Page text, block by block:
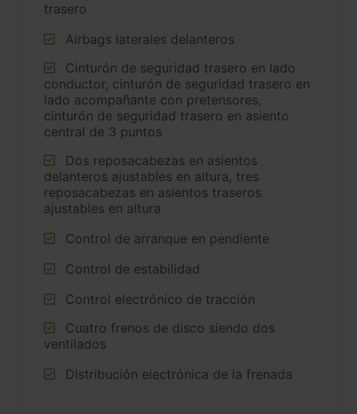
trasero
Airbags laterales delanteros
conductor, cinturón de seguridad trasero en
lado acompañante con pretensores,
cinturón de seguridad trasero en asiento
central de 3 puntos
delanteros ajustables en altura, tres
reposacabezas en asientos traseros
ajustables en altura
Control de arranque en pendiente
Control de estabilidad
Control electrónico de tracción
ventilados
Distribución electrónica de la frenada